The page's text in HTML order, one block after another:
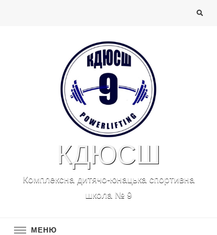
КДЮСШ
Комплексна дитячо-юнацька спортивна
школа № 9
МЕНЮ